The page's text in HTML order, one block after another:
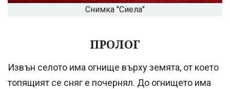
Снимка "Сиела"
ПРОЛОГ
Извън селото има огнище върху земята, от което
топящият се сняг е почернял. До огнището има